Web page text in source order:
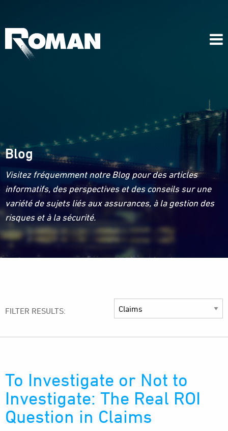
Blog
Visitez fréquemment notre Blog pour des articles
informatifs, des perspectives et des conseils sur une
variété de sujets liés aux assurances, à la gestion des
risques et à la sécurité.
FILTER RESULTS:
To Investigate or Not to
Investigate: The Real ROI
Question in Claims